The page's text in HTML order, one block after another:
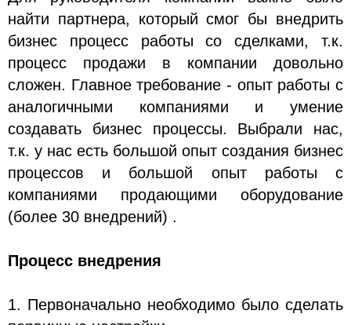
найти партнера, который смог бы внедрить
бизнес процесс работы со сделками, т.к.
процесс продажи в компании довольно
сложен. Главное требование - опыт работы с
аналогичными компаниями и умение
создавать бизнес процессы. Выбрали нас,
т.к. у нас есть большой опыт создания бизнес
процессов и большой опыт работы с
компаниями продающими оборудование
(более 30 внедрений) .
Процесс внедрения
1. Первоначально необходимо было сделать